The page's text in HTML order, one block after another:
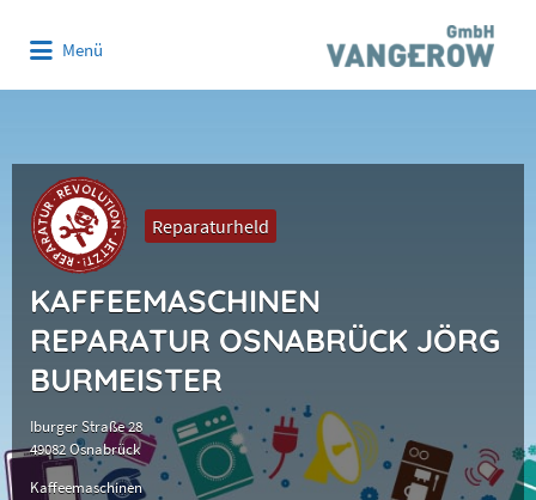
Menü
Reparaturheld
KAFFEEMASCHINEN
REPARATUR OSNABRÜCK JÖRG
BURMEISTER
Iburger Straße 28
49082 Osnabrück
Kaffeemaschinen